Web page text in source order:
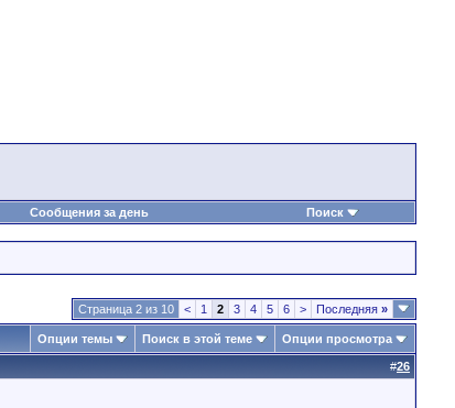
Сообщения за день Поиск
Страница 2 из 10 < 1 2 3 4 5 6 > Последняя »
Опции темы Поиск в этой теме Опции просмотра
#26